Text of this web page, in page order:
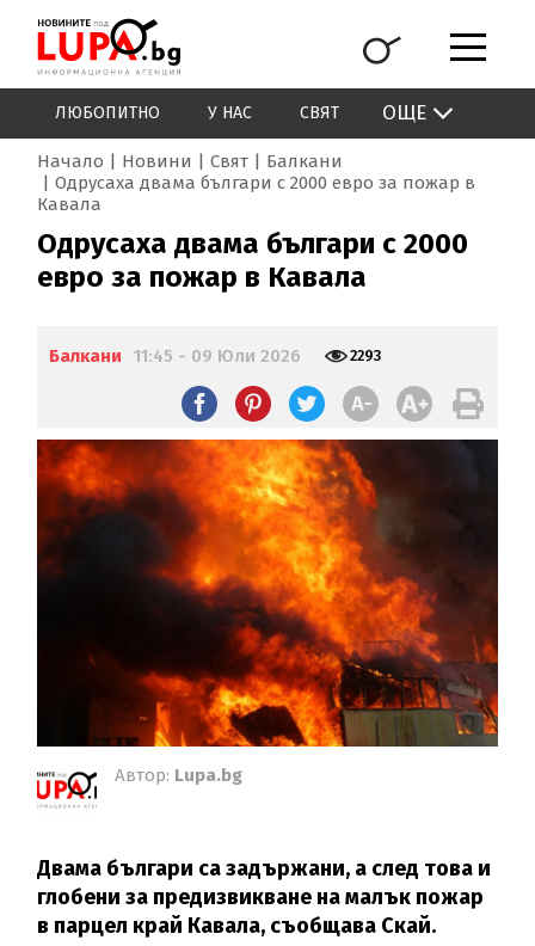
ЛЮБОПИТНО У НАС СВЯТ ОЩЕ
Начало Новини Свят
Балкани
Одрусаха двама българи с 2000 евро за пожар в
Кавала
Одрусаха двама българи с 2000
евро за пожар в Кавала
Балкани 11:45 - 09 Юли 2026 2293
Автор: Lupa.bg
Двама българи са задържани, а след това и
глобени за предизвикване на малък пожар
в парцел край Кавала, съобщава Скай.